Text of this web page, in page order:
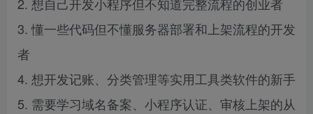
2. 想自己开发小程序但不知道完整流程的创业者
3. 懂一些代码但不懂服务器部署和上架流程的开发
者
4. 想开发记账、分类管理等实用工具类软件的新手
5. 需要学习域名备案、小程序认证、审核上架的从